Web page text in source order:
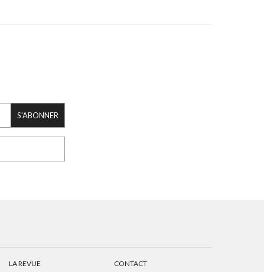
S'ABONNER
LA REVUE
CONTACT